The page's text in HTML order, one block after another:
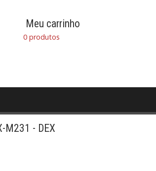
Meu carrinho
0 produtos
Headset Impressoras
M231 - DEX